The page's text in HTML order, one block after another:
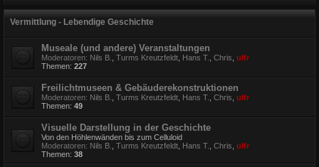
Vermittlung - Lebendige Geschichte
Museale (und andere) Veranstaltungen
Moderatoren: Nils B. Turms Kreutzfeldt Hans T. Chris ulfr
Themen: 227
Freilichtmuseen & Gebäuderekonstruktionen
Moderatoren: Nils B. Turms Kreutzfeldt Hans T. Chris ulfr
Themen: 49
Visuelle Darstellung in der Geschichte
Von den Höhlenwänden bis zum Celluloid
Moderatoren: Nils B. Turms Kreutzfeldt Hans T. Chris ulfr
Themen: 38